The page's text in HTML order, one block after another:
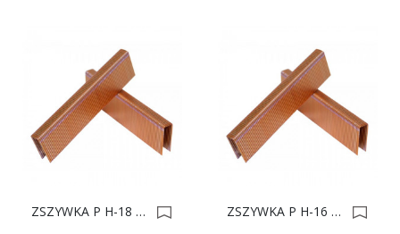
ZSZYWKA P H-18 Op.13400 0001216 ZSZYWKA P H-16 Op.12000 0001215